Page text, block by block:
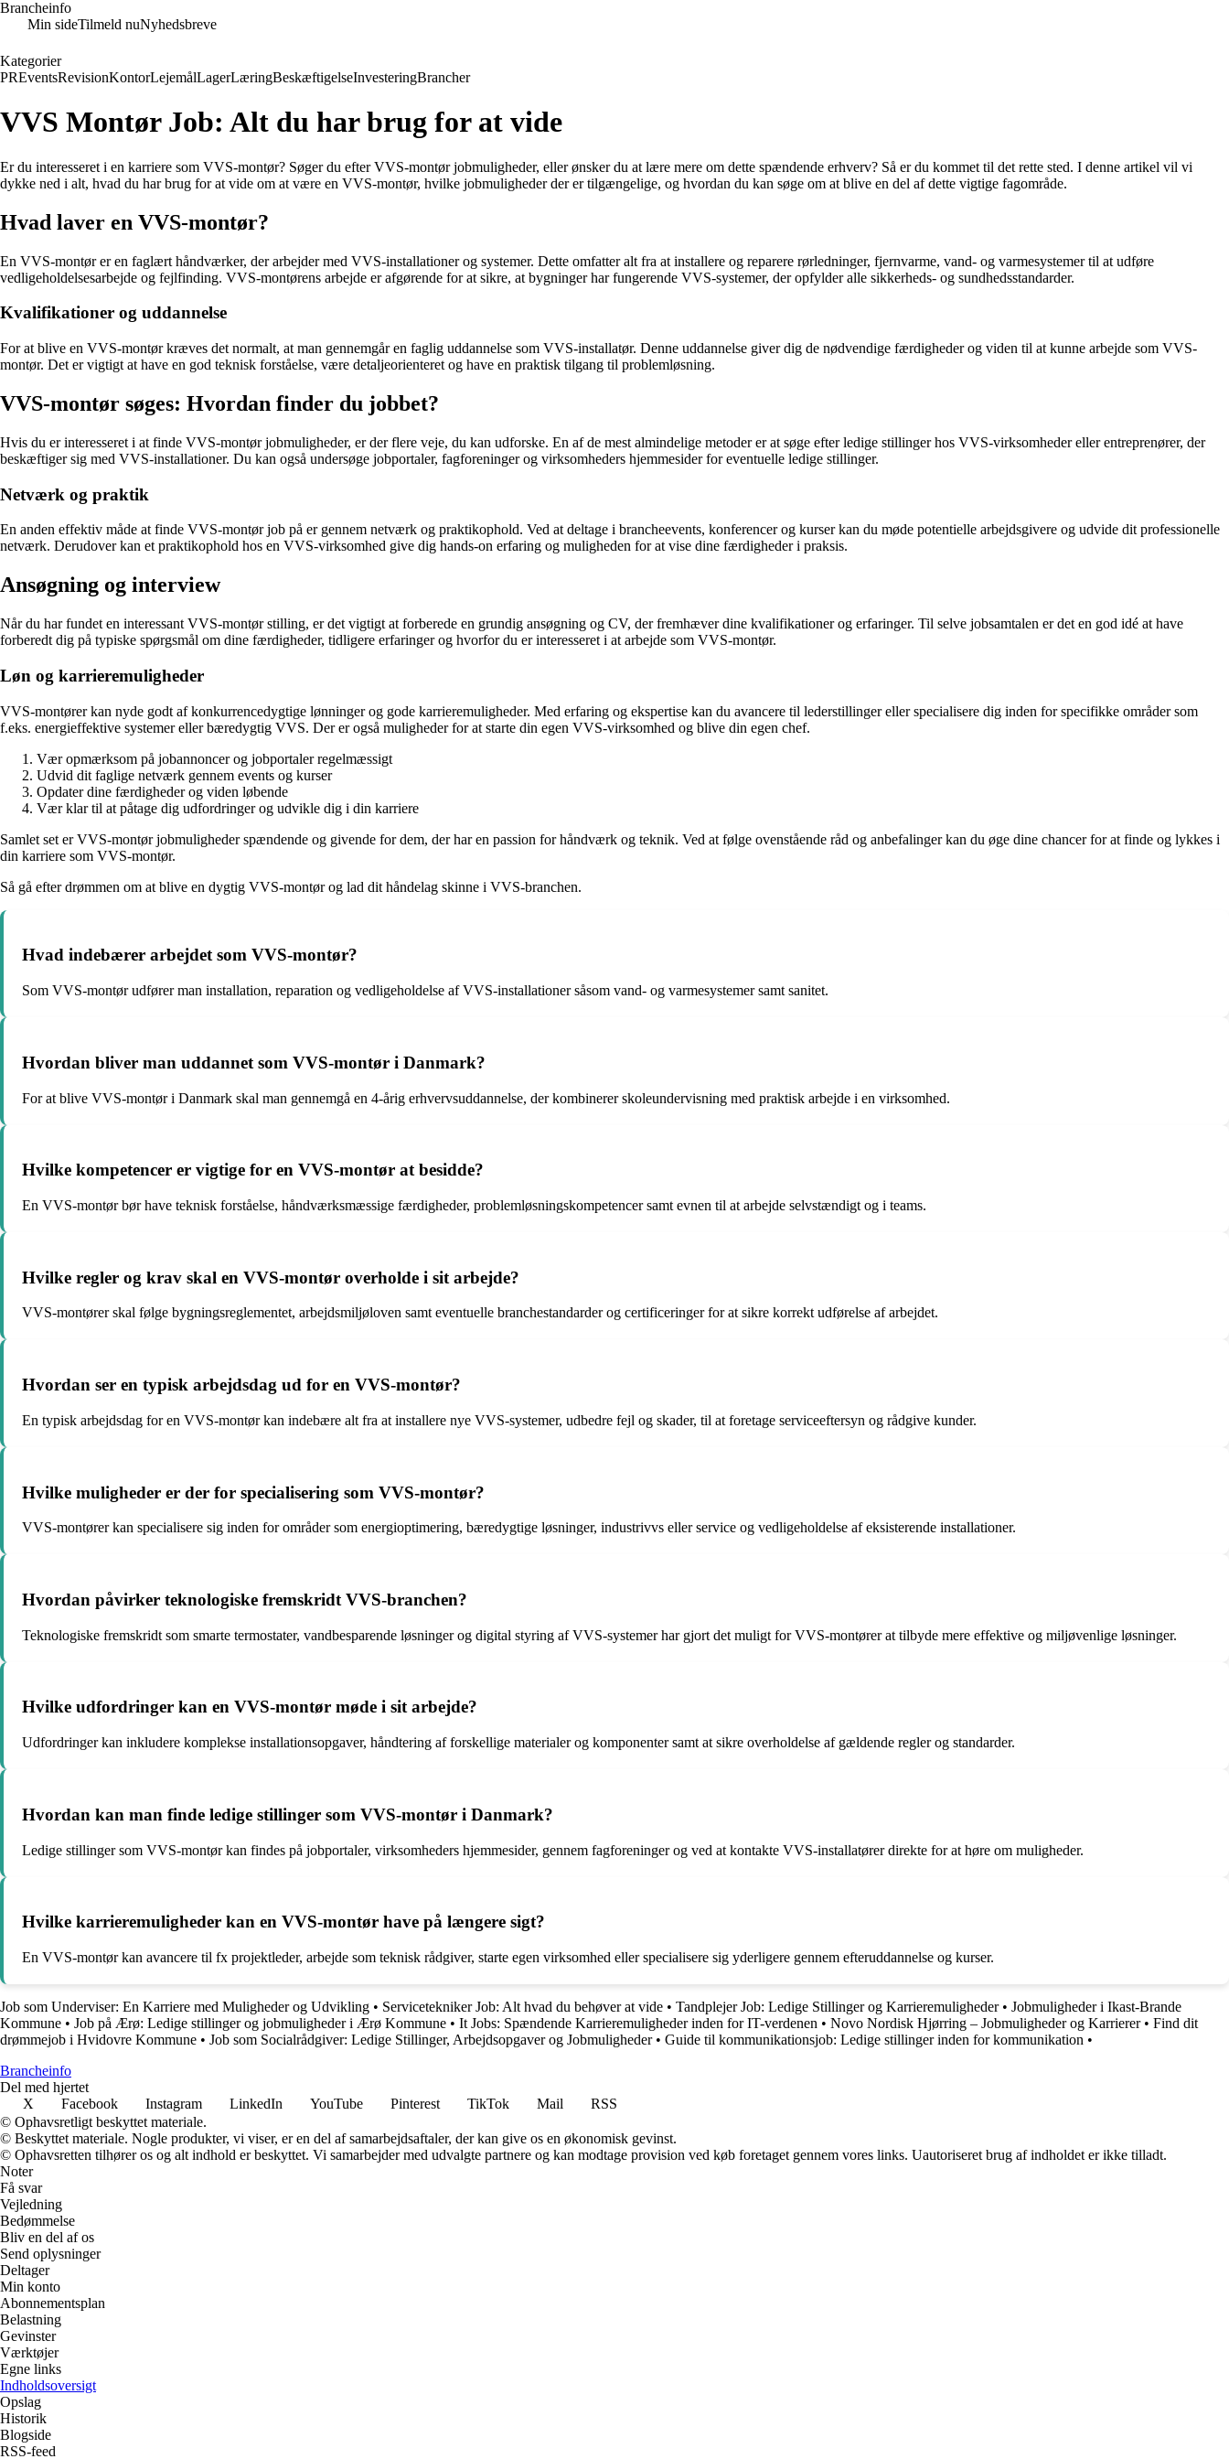
Brancheinfo
Min sideTilmeld nuNyhedsbreve
Kategorier
PREventsRevisionKontorLejemålLagerLæringBeskæftigelseInvesteringBrancher
VVS Montør Job: Alt du har brug for at vide
Er du interesseret i en karriere som VVS-montør? Søger du efter VVS-montør jobmuligheder, eller ønsker du at lære mere om dette spændende erhverv? Så er du kommet til det rette sted. I denne artikel vil vi
dykke ned i alt, hvad du har brug for at vide om at være en VVS-montør, hvilke jobmuligheder der er tilgængelige, og hvordan du kan søge om at blive en del af dette vigtige fagområde.
Hvad laver en VVS-montør?
En VVS-montør er en faglært håndværker, der arbejder med VVS-installationer og systemer. Dette omfatter alt fra at installere og reparere rørledninger, fjernvarme, vand- og varmesystemer til at udføre
vedligeholdelsesarbejde og fejlfinding. VVS-montørens arbejde er afgørende for at sikre, at bygninger har fungerende VVS-systemer, der opfylder alle sikkerheds- og sundhedsstandarder.
Kvalifikationer og uddannelse
For at blive en VVS-montør kræves det normalt, at man gennemgår en faglig uddannelse som VVS-installatør. Denne uddannelse giver dig de nødvendige færdigheder og viden til at kunne arbejde som VVS-
montør. Det er vigtigt at have en god teknisk forståelse, være detaljeorienteret og have en praktisk tilgang til problemløsning.
VVS-montør søges: Hvordan finder du jobbet?
Hvis du er interesseret i at finde VVS-montør jobmuligheder, er der flere veje, du kan udforske. En af de mest almindelige metoder er at søge efter ledige stillinger hos VVS-virksomheder eller entreprenører, der
beskæftiger sig med VVS-installationer. Du kan også undersøge jobportaler, fagforeninger og virksomheders hjemmesider for eventuelle ledige stillinger.
Netværk og praktik
En anden effektiv måde at finde VVS-montør job på er gennem netværk og praktikophold. Ved at deltage i brancheevents, konferencer og kurser kan du møde potentielle arbejdsgivere og udvide dit professionelle
netværk. Derudover kan et praktikophold hos en VVS-virksomhed give dig hands-on erfaring og muligheden for at vise dine færdigheder i praksis.
Ansøgning og interview
Når du har fundet en interessant VVS-montør stilling, er det vigtigt at forberede en grundig ansøgning og CV, der fremhæver dine kvalifikationer og erfaringer. Til selve jobsamtalen er det en god idé at have
forberedt dig på typiske spørgsmål om dine færdigheder, tidligere erfaringer og hvorfor du er interesseret i at arbejde som VVS-montør.
Løn og karrieremuligheder
VVS-montører kan nyde godt af konkurrencedygtige lønninger og gode karrieremuligheder. Med erfaring og ekspertise kan du avancere til lederstillinger eller specialisere dig inden for specifikke områder som
f.eks. energieffektive systemer eller bæredygtig VVS. Der er også muligheder for at starte din egen VVS-virksomhed og blive din egen chef.
Vær opmærksom på jobannoncer og jobportaler regelmæssigt
Udvid dit faglige netværk gennem events og kurser
Opdater dine færdigheder og viden løbende
Vær klar til at påtage dig udfordringer og udvikle dig i din karriere
Samlet set er VVS-montør jobmuligheder spændende og givende for dem, der har en passion for håndværk og teknik. Ved at følge ovenstående råd og anbefalinger kan du øge dine chancer for at finde og lykkes i
din karriere som VVS-montør.
Så gå efter drømmen om at blive en dygtig VVS-montør og lad dit håndelag skinne i VVS-branchen.
Hvad indebærer arbejdet som VVS-montør?
Som VVS-montør udfører man installation, reparation og vedligeholdelse af VVS-installationer såsom vand- og varmesystemer samt sanitet.
Hvordan bliver man uddannet som VVS-montør i Danmark?
For at blive VVS-montør i Danmark skal man gennemgå en 4-årig erhvervsuddannelse, der kombinerer skoleundervisning med praktisk arbejde i en virksomhed.
Hvilke kompetencer er vigtige for en VVS-montør at besidde?
En VVS-montør bør have teknisk forståelse, håndværksmæssige færdigheder, problemløsningskompetencer samt evnen til at arbejde selvstændigt og i teams.
Hvilke regler og krav skal en VVS-montør overholde i sit arbejde?
VVS-montører skal følge bygningsreglementet, arbejdsmiljøloven samt eventuelle branchestandarder og certificeringer for at sikre korrekt udførelse af arbejdet.
Hvordan ser en typisk arbejdsdag ud for en VVS-montør?
En typisk arbejdsdag for en VVS-montør kan indebære alt fra at installere nye VVS-systemer, udbedre fejl og skader, til at foretage serviceeftersyn og rådgive kunder.
Hvilke muligheder er der for specialisering som VVS-montør?
VVS-montører kan specialisere sig inden for områder som energioptimering, bæredygtige løsninger, industrivvs eller service og vedligeholdelse af eksisterende installationer.
Hvordan påvirker teknologiske fremskridt VVS-branchen?
Teknologiske fremskridt som smarte termostater, vandbesparende løsninger og digital styring af VVS-systemer har gjort det muligt for VVS-montører at tilbyde mere effektive og miljøvenlige løsninger.
Hvilke udfordringer kan en VVS-montør møde i sit arbejde?
Udfordringer kan inkludere komplekse installationsopgaver, håndtering af forskellige materialer og komponenter samt at sikre overholdelse af gældende regler og standarder.
Hvordan kan man finde ledige stillinger som VVS-montør i Danmark?
Ledige stillinger som VVS-montør kan findes på jobportaler, virksomheders hjemmesider, gennem fagforeninger og ved at kontakte VVS-installatører direkte for at høre om muligheder.
Hvilke karrieremuligheder kan en VVS-montør have på længere sigt?
En VVS-montør kan avancere til fx projektleder, arbejde som teknisk rådgiver, starte egen virksomhed eller specialisere sig yderligere gennem efteruddannelse og kurser.
Job som Underviser: En Karriere med Muligheder og Udvikling • Servicetekniker Job: Alt hvad du behøver at vide • Tandplejer Job: Ledige Stillinger og Karrieremuligheder• Jobmuligheder i Ikast-Brande
Kommune • Job på Ærø: Ledige stillinger og jobmuligheder i Ærø Kommune • It Jobs: Spændende Karrieremuligheder inden for IT-verdenen • Novo Nordisk Hjørring – Jobmuligheder og Karrierer• Find dit
drømmejob i Hvidovre Kommune • Job som Socialrådgiver: Ledige Stillinger, Arbejdsopgaver og Jobmuligheder• Guide til kommunikationsjob: Ledige stillinger inden for kommunikation •
Brancheinfo
Del med hjertet
X
Facebook Instagram LinkedIn YouTube Pinterest TikTok Mail
RSS
© Ophavsretligt beskyttet materiale.
© Beskyttet materiale. Nogle produkter, vi viser, er en del af samarbejdsaftaler, der kan give os en økonomisk gevinst.
© Ophavsretten tilhører os og alt indhold er beskyttet. Vi samarbejder med udvalgte partnere og kan modtage provision ved køb foretaget gennem vores links. Uautoriseret brug af indholdet er ikke tilladt.
Noter
Få svar
Vejledning
Bedømmelse
Bliv en del af os
Send oplysninger
Deltager
Min konto
Abonnementsplan
Belastning
Gevinster
Værktøjer
Egne links
Indholdsoversigt
Opslag
Historik
Blogside
RSS-feed